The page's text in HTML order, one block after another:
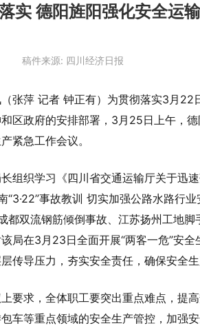
实 德阳旌阳强化安全运
稿件来源: 四川经济日报
张萍 记者 钟正有）为贯彻落实3月
区政府的安排部署，3月25日上午，
紧急工作会议。
组织学习《四川省交通运输厅关于迅
“3·22”事故教训 切实加强公路水路行
都双流钢筋倾倒事故、江苏扬州工地
局在3月23日全面开展“两客一危”安
传导压力，夯实安全责任，确保安全生
要求，全体职工要突出重点难点，提
车等重点领域的安全生产管控，加强